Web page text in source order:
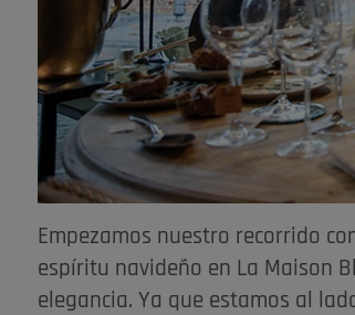
Empezamos nuestro recorrido
espíritu navideño en La Maison
elegancia. Ya que estamos al